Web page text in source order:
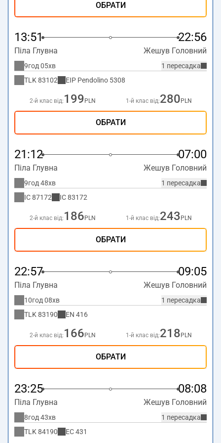
ОБРАТИ
13:51 22:56
Піла Глувна Жешув Головний
1 пересадка
9год 05хв
TLK 83102 EIP Pendolino 5308
2-й клас від: 199 PLN 1-й клас від:280 PLN
ОБРАТИ
21:12 07:00
Піла Глувна Жешув Головний
1 пересадка
9год 48хв
IC87172 IC83172
2-й клас від: 186 PLN 1-й клас від:243 PLN
ОБРАТИ
22:57 09:05
Піла Глувна Жешув Головний
1 пересадка
10год 08хв
TLK 83190 EN 416
2-й клас від: 166 PLN 1-й клас від:218 PLN
ОБРАТИ
23:25 08:08
Піла Глувна Жешув Головний
1 пересадка
8год 43хв
TLK 84190 EC431